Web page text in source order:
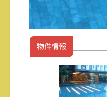
物件情報